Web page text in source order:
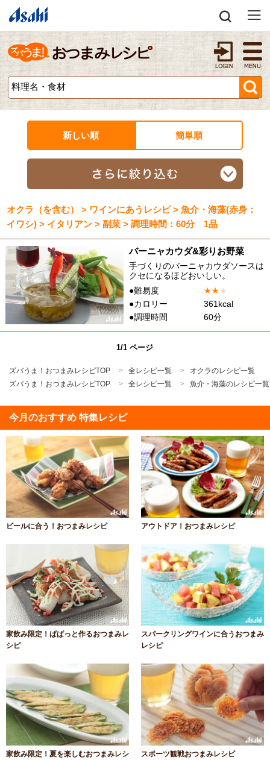
新しい順 簡単順
オクラ（を含む） > ワインにあうレシピ > 魚介・海藻(赤身：
イワシ) > イタリアン > 副菜 > 調理時間：60分 1品
バーニャカウダ&彩りお野菜
手づくりのバーニャカウダソースは
クセになるほどおいしい。
●難易度
★★★
●カロリー
361kcal
●調理時間
60分
1/1 ページ
ズバうま！おつまみレシピTOP 全レシピ一覧
オクラのレシピ一覧
ズバうま！おつまみレシピTOP
全レシピ一覧 魚介・海藻のレシピ一覧
今月のおすすめ 特集レシピ
ビールに合う！おつまみレシピ アウトドア！おつまみレシピ
家飲み限定！ぱぱっと作るおつまみレ
シピ
スパークリングワインに合うおつまみ
レシピ
家飲み限定！夏を楽しむおつまみレシ
スポーツ観戦おつまみレシピ